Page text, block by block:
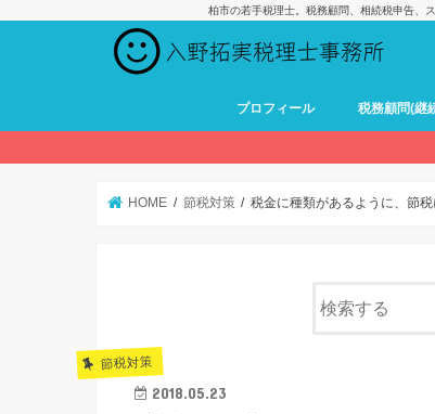
柏市の若手税理士。税務顧問、相続税申告、
プロフィール 税務顧問(継
HOME 節税対策 税金に種類があるように、節
節税対策
2018.05.23